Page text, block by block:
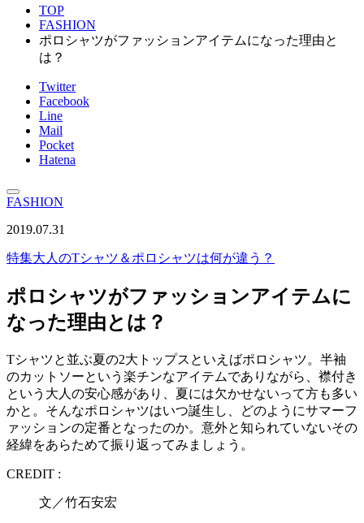
TOP
FASHION
ポロシャツがファッションアイテムになった理由と
は？
Twitter
Facebook
Line
Mail
Pocket
Hatena
FASHION
2019.07.31
特集大人のTシャツ＆ポロシャツは何が違う？
ポロシャツがファッションアイテムに
なった理由とは？
Tシャツと並ぶ夏の2大トップスといえばポロシャツ。半袖
のカットソーという楽チンなアイテムでありながら、襟付き
という大人の安心感があり、夏には欠かせないって方も多い
かと。そんなポロシャツはいつ誕生し、どのようにサマーフ
ァッションの定番となったのか。意外と知られていないその
経緯をあらためて振り返ってみましょう。
CREDIT :
文／竹石安宏